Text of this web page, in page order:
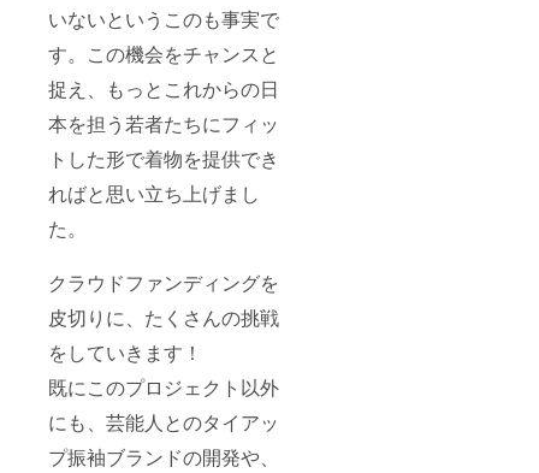
いないというこのも事実で
す。この機会をチャンスと
捉え、もっとこれからの日
本を担う若者たちにフィッ
トした形で着物を提供でき
ればと思い立ち上げまし
た。
クラウドファンディングを
皮切りに、たくさんの挑戦
をしていきます！
既にこのプロジェクト以外
にも、芸能人とのタイアッ
プ振袖ブランドの開発や、